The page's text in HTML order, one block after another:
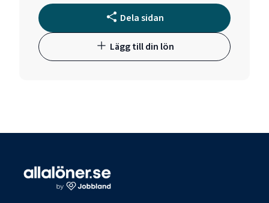
Dela sidan
Lägg till din lön